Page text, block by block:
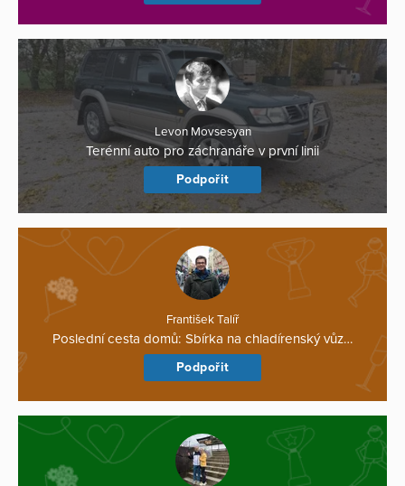
Levon Movsesyan
Terénní auto pro záchranáře v první linii
Podpořit
František Talíř
Poslední cesta domů: Sbírka na chladírenský vůz…
Podpořit